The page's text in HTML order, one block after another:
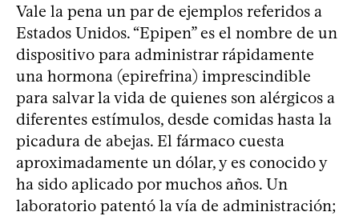
Vale la pena un par de ejemplos referidos a
Estados Unidos. “Epipen” es el nombre de un
dispositivo para administrar rápidamente
una hormona (epirefrina) imprescindible
para salvar la vida de quienes son alérgicos a
diferentes estímulos, desde comidas hasta la
picadura de abejas. El fármaco cuesta
aproximadamente un dólar, y es conocido y
ha sido aplicado por muchos años. Un
laboratorio patentó la vía de administración;